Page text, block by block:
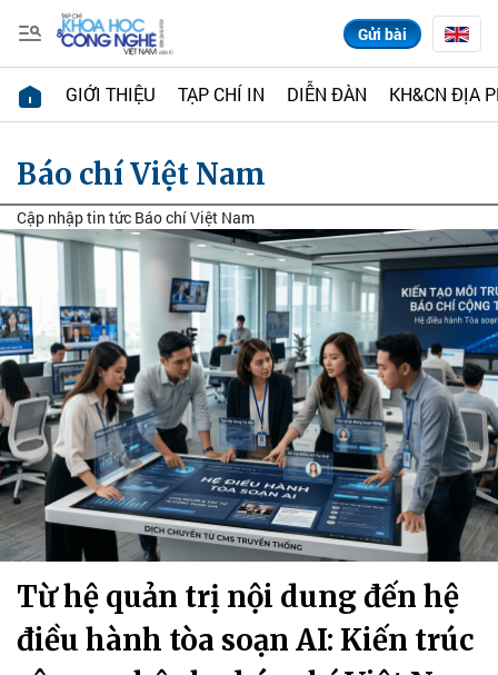
Gửi bài
GIỚI THIỆU TẠP CHÍ IN DIỄN ĐÀN KH&CN ĐỊA
Báo chí Việt Nam
Cập nhập tin tức Báo chí Việt Nam
Từ hệ quản trị nội dung đến hệ
điều hành tòa soạn AI: Kiến trúc